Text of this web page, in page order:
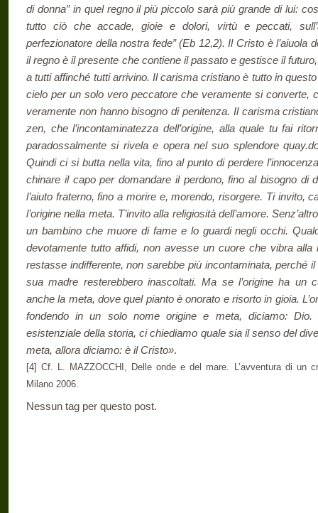
di donna” in quel regno il più piccolo sarà più grande di lui:
tutto ciò che accade, gioie e dolori, virtù e peccati,
perfezionatore della nostra fede” (Eb 12,2). Il Cristo è l’aiuola
il regno è il presente che contiene il passato e gestisce il
a tutti affinché tutti arrivino. Il carisma cristiano è tutto in
cielo per un solo vero peccatore che veramente si converte,
veramente non hanno bisogno di penitenza. Il carisma
zen, che l’incontaminatezza dell’origine, alla quale tu fai
paradossalmente si rivela e opera nel suo splendore
Quindi ci si butta nella vita, fino al punto di perdere
chinare il capo per domandare il perdono, fino al bisogno di
l’aiuto fraterno, fino a morire e, morendo, risorgere. Ti invito,
l’origine nella meta. T’invito alla religiosità dell’amore.
un bambino che muore di fame e lo guardi negli occhi.
devotamente tutto affidi, non avesse un cuore che vibra
restasse indifferente, non sarebbe più incontaminata, perché
sua madre resterebbero inascoltati. Ma se l’origine ha un
anche la meta, dove quel pianto è onorato e risorto in gioia.
fondendo in un solo nome origine e meta, diciamo:
esistenziale della storia, ci chiediamo quale sia il senso del
meta, allora diciamo: è il Cristo».
[4] Cf. L. MAZZOCCHI, Delle onde e del mare. L’avventura di un
Milano 2006.
Nessun tag per questo post.